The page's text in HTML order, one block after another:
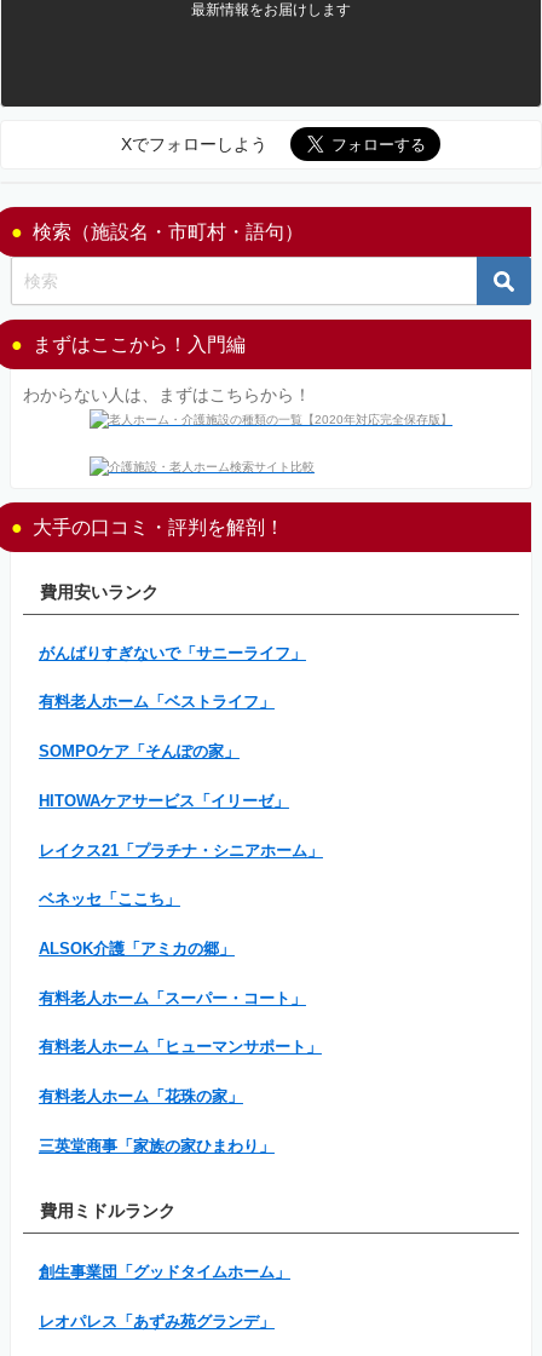
最新情報をお届けします
Xでフォローしよう
検索（施設名・市町村・語句）
まずはここから！入門編
わからない人は、まずはこちらから！
大手の口コミ・評判を解剖！
費用安いランク
がんばりすぎないで「サニーライフ」
有料老人ホーム「ベストライフ」
SOMPOケア「そんぽの家」
HITOWAケアサービス「イリーゼ」
レイクス21「プラチナ・シニアホーム」
ベネッセ「ここち」
ALSOK介護「アミカの郷」
有料老人ホーム「スーパー・コート」
有料老人ホーム「ヒューマンサポート」
有料老人ホーム「花珠の家」
三英堂商事「家族の家ひまわり」
費用ミドルランク
創生事業団「グッドタイムホーム」
レオパレス「あずみ苑グランデ」